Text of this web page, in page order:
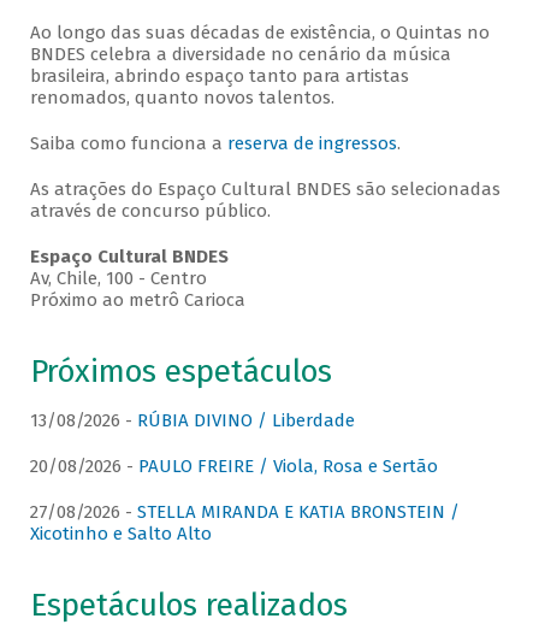
Ao longo das suas décadas de existência, o Quintas no
BNDES celebra a diversidade no cenário da música
brasileira, abrindo espaço tanto para artistas
renomados, quanto novos talentos.
Saiba como funciona a reserva de ingressos.
As atrações do Espaço Cultural BNDES são selecionadas
através de concurso público.
Espaço Cultural BNDES
Av, Chile, 100 - Centro
Próximo ao metrô Carioca
Próximos espetáculos
13/08/2026 - RÚBIA DIVINO / Liberdade
20/08/2026 - PAULO FREIRE / Viola, Rosa e Sertão
27/08/2026 - STELLA MIRANDA E KATIA BRONSTEIN /
Xicotinho e Salto Alto
Espetáculos realizados